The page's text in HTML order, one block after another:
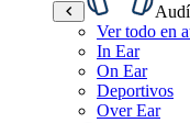
Ver todo en
In Ear
On Ear
Deportivos
Over Ear